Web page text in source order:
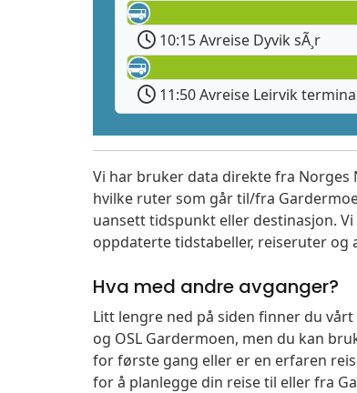
10:15 Avreise Dyvik sÃ¸r
11:50 Avreise Leirvik
Vi har bruker data direkte fra Norges
hvilke ruter som går til/fra
uansett tidspunkt eller destinasjon.
oppdaterte tidstabeller, reiseruter
Hva med andre avganger?
Litt lengre ned på siden finner du
og OSL Gardermoen, men du kan
for første gang eller er en erfaren
for å planlegge din reise til eller fra